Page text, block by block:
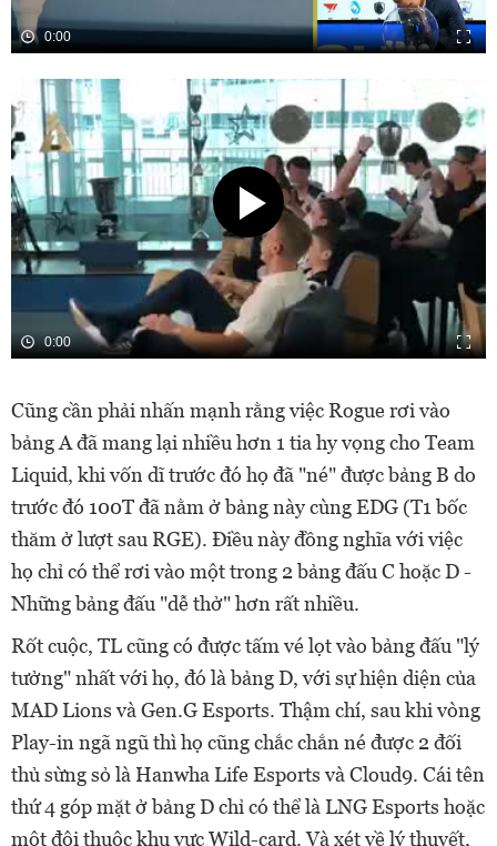
0:00
0:00
Cũng cần phải nhấn mạnh rằng việc Rogue rơi vào
bảng A đã mang lại nhiều hơn 1 tia hy vọng cho Team
Liquid, khi vốn dĩ trước đó họ đã "né" được bảng B do
trước đó 100T đã nằm ở bảng này cùng EDG (T1 bốc
thăm ở lượt sau RGE). Điều này đồng nghĩa với việc
họ chỉ có thể rơi vào một trong 2 bảng đấu C hoặc D -
Những bảng đấu "dễ thở" hơn rất nhiều.
Rốt cuộc, TL cũng có được tấm vé lọt vào bảng đấu "lý
tưởng" nhất với họ, đó là bảng D, với sự hiện diện của
MAD Lions và Gen.G Esports. Thậm chí, sau khi vòng
Play-in ngã ngũ thì họ cũng chắc chắn né được 2 đối
thủ sừng sỏ là Hanwha Life Esports và Cloud9. Cái tên
thứ 4 góp mặt ở bảng D chỉ có thể là LNG Esports hoặc
một đội thuộc khu vực Wild-card. Và xét về lý thuyết,